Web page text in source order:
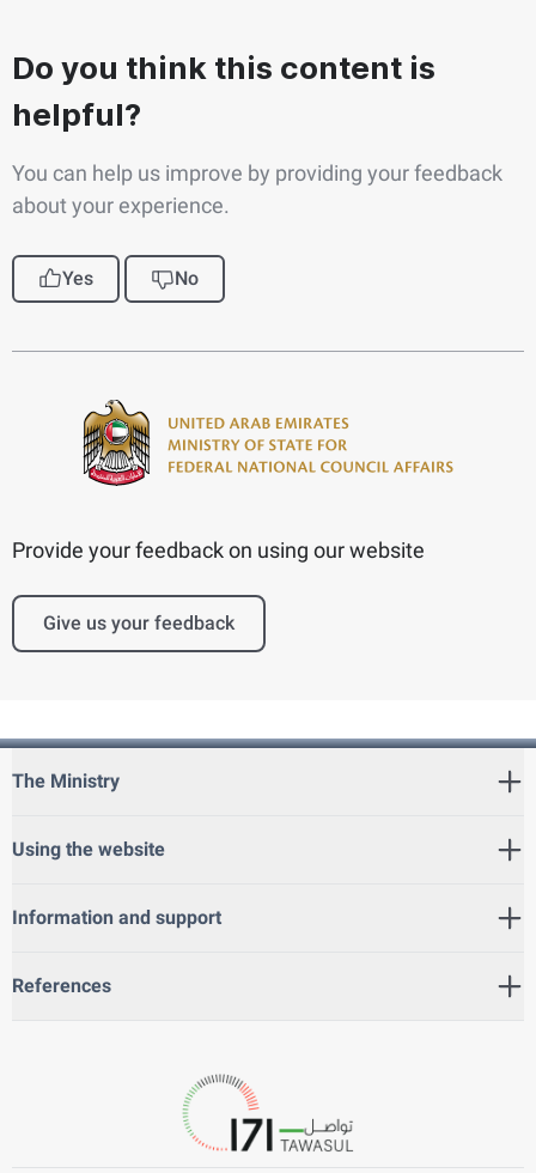
Do you think this content is
helpful?
You can help us improve by providing your feedback
about your experience.
Yes No
Provide your feedback on using our website
Give us your feedback
The Ministry
Using the website
Information and support
References